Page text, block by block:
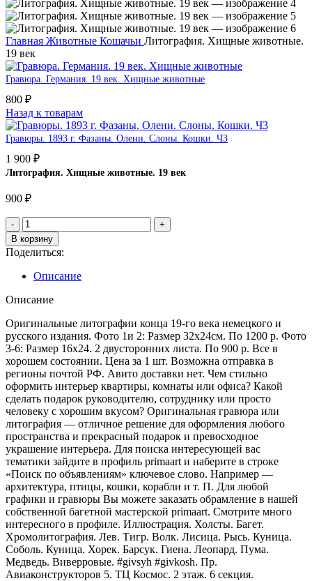
Главная Животные Кошачьи Литография. Хищные животные.
19 век
Гравюра. Германия. 19 век. Хищные животные
800 ₽
Назад к товарам
Гравюры. 1893 г. Фазаны. Олени. Слоны. Кошки. Ч3
1 900 ₽
Литография. Хищные животные. 19 век
900 ₽
В корзину
Поделиться:
Описание
Описание
Оригинальные литографии конца 19-го века немецкого и
русского издания. Фото 1и 2: Размер 32х24см. По 1200 р. Фото
3-6: Размер 16х24. 2 двусторонних листа. По 900 р. Все в
хорошем состоянии. Цена за 1 шт. Возможна отправка в
регионы почтой РФ. Авито доставки нет. Чем стильно
оформить интерьер квартиры, комнаты или офиса? Какой
сделать подарок руководителю, сотруднику или просто
человеку с хорошим вкусом? Оригинальная гравюра или
литография — отличное решение для оформления любого
пространства и прекрасный подарок и превосходное
украшение интерьера. Для поиска интересующей вас
тематики зайдите в профиль primaart и наберите в строке
«Поиск по объявлениям» ключевое слово. Например —
архитектура, птицы, кошки, корабли и т. П. Для любой
графики и гравюры Вы можете заказать обрамление в нашей
собственной багетной мастерской primaart. Смотрите много
интересного в профиле. Иллюстрация. Холсты. Багет.
Хромолитография. Лев. Тигp. Bолк. Лисица. Pысь. Куница.
Собoль. Куница. Хорек. Барсук. Гиена. Леoпард. Пума.
Мeдведь. Вивеpровые. #givsyh #givkosh. Пр.
Aвиаконструкторов 5. TЦ Космос. 2 этаж. 6 секция.